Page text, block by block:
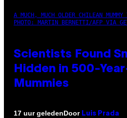
A MUCH, MUCH OLDER CHILEAN
PHOTO: MARTIN BERNETTI/AFP VIA
Scientists Found
Hidden in 500-
Mummies
17 uur geledenDoor Luis Prada